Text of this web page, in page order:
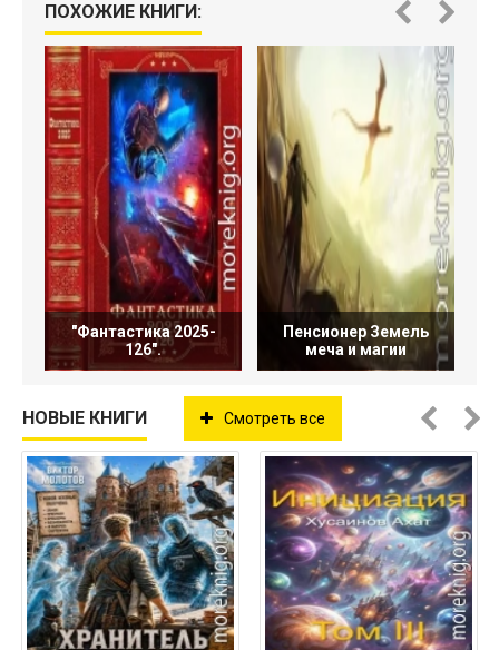
ПОХОЖИЕ КНИГИ:
"Фантастика 2025-
126".
Пенсионер Земель
меча и магии
НОВЫЕ КНИГИ Смотреть все